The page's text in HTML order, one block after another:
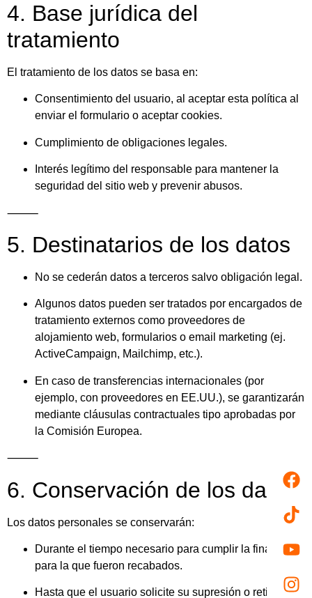
4. Base jurídica del
tratamiento
El tratamiento de los datos se basa en:
Consentimiento del usuario, al aceptar esta política al
enviar el formulario o aceptar cookies.
Cumplimiento de obligaciones legales.
Interés legítimo del responsable para mantener la
seguridad del sitio web y prevenir abusos.
⸻
5. Destinatarios de los datos
No se cederán datos a terceros salvo obligación legal.
Algunos datos pueden ser tratados por encargados de
tratamiento externos como proveedores de
alojamiento web, formularios o email marketing (ej.
ActiveCampaign, Mailchimp, etc.).
En caso de transferencias internacionales (por
ejemplo, con proveedores en EE.UU.), se garantizarán
mediante cláusulas contractuales tipo aprobadas por
la Comisión Europea.
⸻
6. Conservación de los datos
Los datos personales se conservarán:
Durante el tiempo necesario para cumplir la finalidad
para la que fueron recabados.
Hasta que el usuario solicite su supresión o retire su